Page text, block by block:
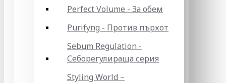
Perfect Volume - За обем
Purifyng - Против пърхот
Sebum Regulation -
Себорегулираща серия
Styling World –